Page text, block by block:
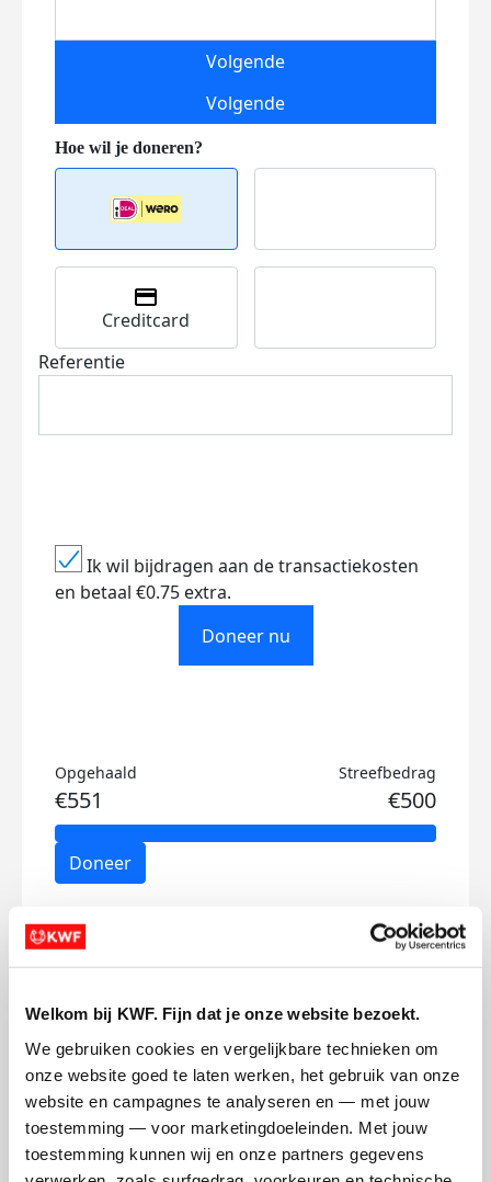
Welkom bij KWF. Fijn dat je onze website bezoekt.
We gebruiken cookies en vergelijkbare technieken om
onze website goed te laten werken, het gebruik van onze
website en campagnes te analyseren en — met jouw
toestemming — voor marketingdoeleinden. Met jouw
toestemming kunnen wij en onze partners gegevens
Volgende
Volgende
Creditcard
Referentie
Ik wil bijdragen aan de transactiekosten
en betaal €0.75 extra.
Doneer nu
Opgehaald
€551
Streefbedrag
€500
Doneer